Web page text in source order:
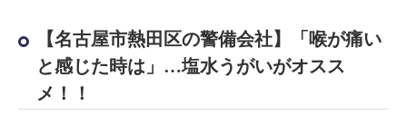
【名古屋市熱田区の警備会社】「喉が痛い
と感じた時は」…塩水うがいがオスス
メ！！